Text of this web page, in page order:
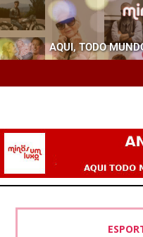
AQUI, TODO